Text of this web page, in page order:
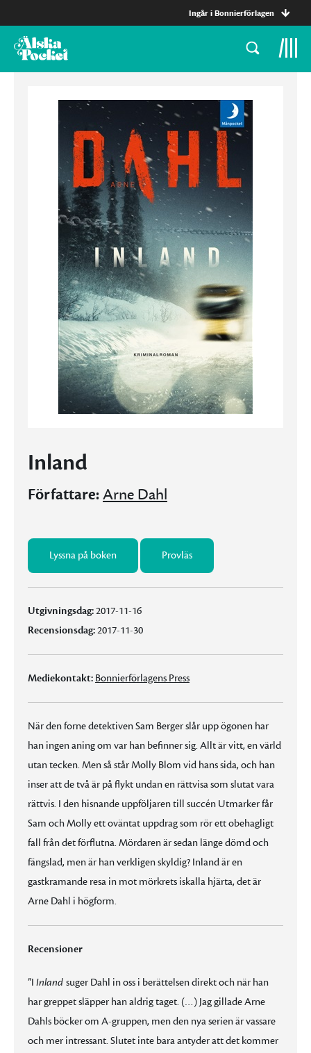
Ingår i Bonnierförlagen
Inland
Författare:Arne Dahl
Lyssna på boken Provläs
Utgivningsdag:2017-11-16
Recensionsdag:2017-11-30
Mediekontakt: Bonnierförlagens Press
När den forne detektiven Sam Berger slår upp ögonen har
han ingen aning om var han befinner sig. Allt är vitt, en värld
utan tecken. Men så står Molly Blom vid hans sida, och han
inser att de två är på flykt undan en rättvisa som slutat vara
rättvis. I den hisnande uppföljaren till succén Utmarker får
Sam och Molly ett oväntat uppdrag som rör ett obehagligt
fall från det förflutna. Mördaren är sedan länge dömd och
fängslad, men är han verkligen skyldig? Inland är en
gastkramande resa in mot mörkrets iskalla hjärta, det är
Arne Dahl i högform.
Recensioner
”I Inland suger Dahl in oss i berättelsen direkt och när han
har greppet släpper han aldrig taget. (…) Jag gillade Arne
Dahls böcker om A-gruppen, men den nya serien är vassare
och mer intressant. Slutet inte bara antyder att det kommer